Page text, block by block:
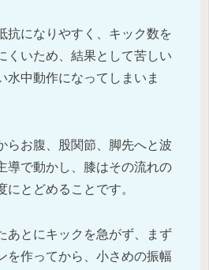
抗になりやすく、キック数を
くいため、結果として苦しい
水中動作になってしまいま
らお腹、股関節、脚先へと波
導で動かし、膝はその流れの
とどめることです。
あとにキックを急がず、まず
を作ってから、小さめの振幅